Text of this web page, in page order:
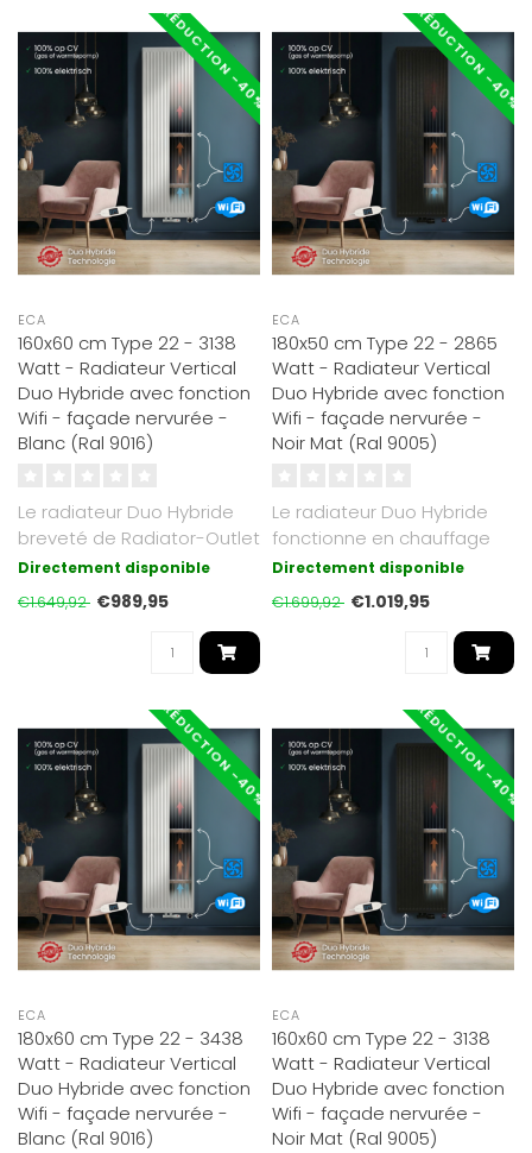
RÉDUCTION -40%
ECA
160x60 cm Type 22 - 3138
Watt - Radiateur Vertical
Duo Hybride avec fonction
Wifi - façade nervurée -
Blanc (Ral 9016)
Le radiateur Duo Hybride
breveté de Radiator-Outlet
fonctionne à la fois sur l..
Directement disponible
€1.649,92 €989,95
RÉDUCTION -40%
ECA
180x50 cm Type 22 - 2865
Watt - Radiateur Vertical
Duo Hybride avec fonction
Wifi - façade nervurée -
Noir Mat (Ral 9005)
Le radiateur Duo Hybride
fonctionne en chauffage
central ou électrique. Avec
Directement disponible
€1.699,92 €1.019,95
RÉDUCTION -40%
ECA
180x60 cm Type 22 - 3438
Watt - Radiateur Vertical
Duo Hybride avec fonction
Wifi - façade nervurée -
Blanc (Ral 9016)
RÉDUCTION -40%
ECA
160x60 cm Type 22 - 3138
Watt - Radiateur Vertical
Duo Hybride avec fonction
Wifi - façade nervurée -
Noir Mat (Ral 9005)